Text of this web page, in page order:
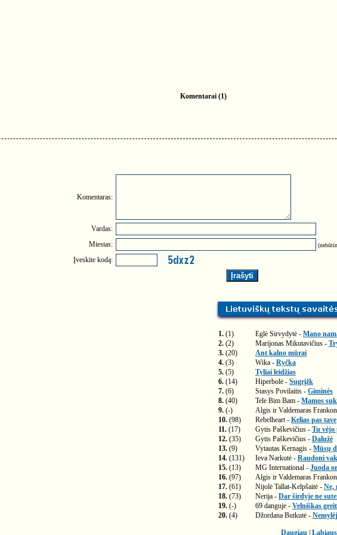
Komentarai (1)
Komentaras:
Vardas:
Miestas:
Įveskite kodą:
1. (1) Eglė Sirvydytė - Mano
2. (2) Marijonas Mikutavičius -
3. (20)
Ant kalno mūrai
4. (3) Wika - Ryčka
5. (5)
Tyliai leidžias
6. (14) Hiperbolė - Sugrįžk
7. (6) Stasys Povilaitis - Giminės
8. (40) Tele Bim Bam - Mamos
9. (-) Algis ir Valdemaras
10. (98) Rebelheart - Kelias pas tave
11. (17) Gytis Paškevičius - Tu vėjo
12. (35) Gytis Paškevičius - Dalužė
13. (9) Vytautas Kernagis - Mūsų
14. (131) Ieva Narkutė - Raudoni
15. (13) MG International - Juoda
16. (97) Algis ir Valdemaras
17. (61) Nijolė Tallat-Kelpšaitė - Ne,
18. (73) Nerija - Dar širdyje ne
19. (-) 69 danguje - Velniškas
20. (4) Džordana Butkutė -
Daugiau|